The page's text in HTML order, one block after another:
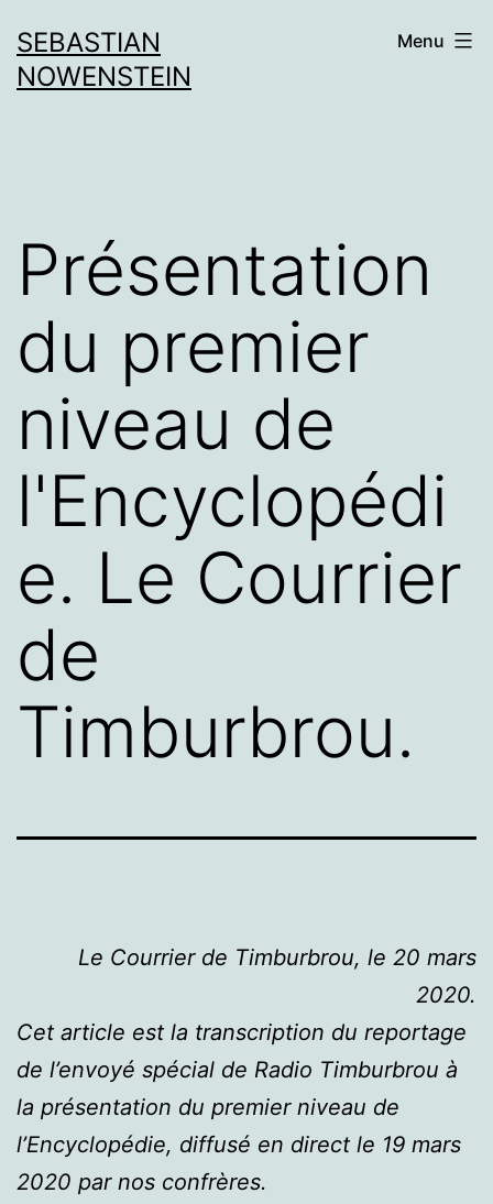
au
contenu
SEBASTIAN
NOWENSTEIN
Menu
Présentation
du premier
niveau de
l'Encyclopédi
e. Le Courrier
de
Timburbrou.
Le Courrier de Timburbrou, le 20 mars
2020.
Cet article est la transcription du reportage
de l’envoyé spécial de Radio Timburbrou à
la présentation du premier niveau de
l’Encyclopédie, diffusé en direct le 19 mars
2020 par nos confrères.